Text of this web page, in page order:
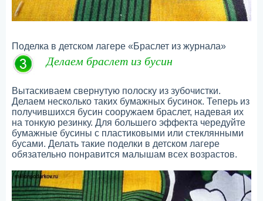
Поделка в детском лагере «Браслет из журнала»
Делаем браслет из бусин
Вытаскиваем свернутую полоску из зубочистки.
Делаем несколько таких бумажных бусинок. Теперь из
получившихся бусин сооружаем браслет, надевая их
на тонкую резинку. Для большего эффекта чередуйте
бумажные бусины с пластиковыми или стеклянными
бусами. Делать такие поделки в детском лагере
обязательно понравится малышам всех возрастов.